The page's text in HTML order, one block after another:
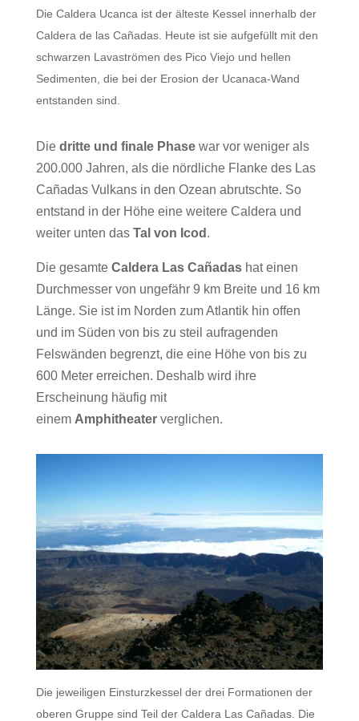
Die Caldera Ucanca ist der älteste Kessel innerhalb der
Caldera de las Cañadas. Heute ist sie aufgefüllt mit den
schwarzen Lavaströmen des Pico Viejo und hellen
Sedimenten, die bei der Erosion der Ucanaca-Wand
entstanden sind.
Die dritte und finale Phase war vor weniger als
200.000 Jahren, als die nördliche Flanke des Las
Cañadas Vulkans in den Ozean abrutschte. So
entstand in der Höhe eine weitere Caldera und
weiter unten das Tal von Icod .
Die gesamte Caldera Las Cañadas hat einen
Durchmesser von ungefähr 9 km Breite und 16 km
Länge. Sie ist im Norden zum Atlantik hin offen
und im Süden von bis zu steil aufragenden
Felswänden begrenzt, die eine Höhe von bis zu
600 Meter erreichen. Deshalb wird ihre
Erscheinung häufig mit
einem Amphitheater verglichen.
Die jeweiligen Einsturzkessel der drei Formationen der
oberen Gruppe sind Teil der Caldera Las Cañadas. Die